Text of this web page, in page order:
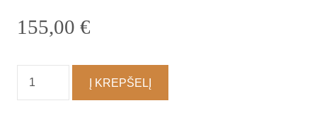
155,00 €
kiekis:
Pakabukas
Į KREPŠELĮ